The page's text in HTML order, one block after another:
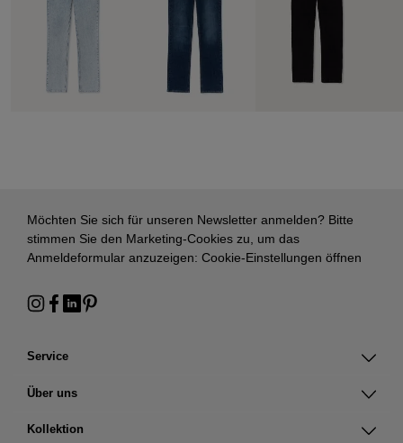
Service
Über uns
Kollektion
Möchten Sie sich für unseren Newsletter anmelden? Bitte
stimmen Sie den Marketing-Cookies zu, um das
Anmeldeformular anzuzeigen: Cookie-Einstellungen öffnen